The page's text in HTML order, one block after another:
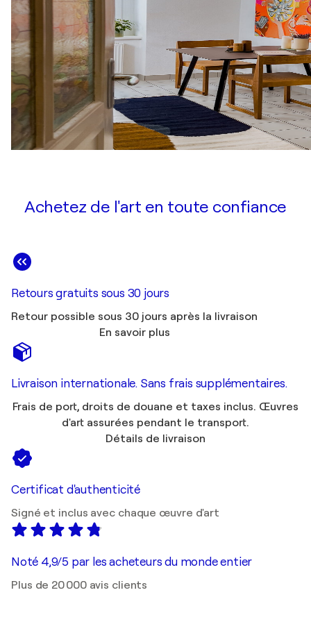
Achetez de l'art en toute confiance
Retours gratuits sous 30 jours
Retour possible sous 30 jours après la livraison
En savoir plus
Livraison internationale. Sans frais supplémentaires.
Frais de port, droits de douane et taxes inclus. Œuvres
d'art assurées pendant le transport.
Détails de livraison
Certificat d'authenticité
Signé et inclus avec chaque œuvre d'art
Noté 4,9/5 par les acheteurs du monde entier
Plus de 20 000 avis clients